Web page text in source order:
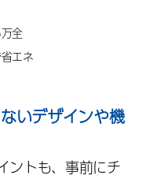
全
エネ
いデザインや機
ントも、事前にチ